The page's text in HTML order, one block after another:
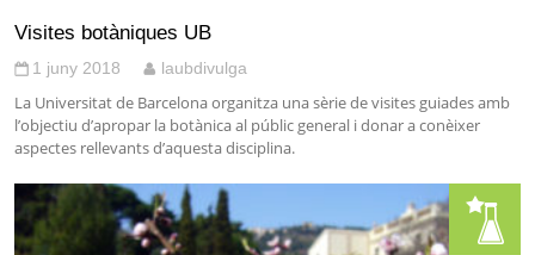
Visites botàniques UB
1 juny 2018 laubdivulga
La Universitat de Barcelona organitza una sèrie de visites guiades amb
l’objectiu d’apropar la botànica al públic general i donar a conèixer
aspectes rellevants d’aquesta disciplina.